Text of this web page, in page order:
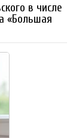
в числе
«Большая